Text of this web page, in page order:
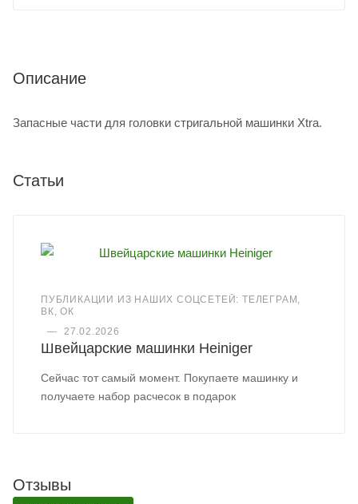
Описание
Запасные части для головки стригальной машинки Xtra.
Статьи
ПУБЛИКАЦИИ ИЗ НАШИХ СОЦСЕТЕЙ: ТЕЛЕГРАМ,
ВК, ОК
—
27.02.2026
Швейцарские машинки Heiniger
Сейчас тот самый момент. Покупаете машинку и
получаете набор расчесок в подарок
Отзывы